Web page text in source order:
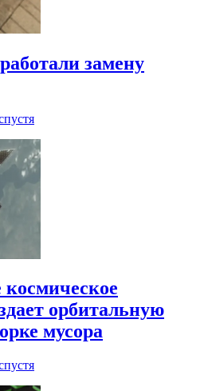
замену
орбитальную
мусора